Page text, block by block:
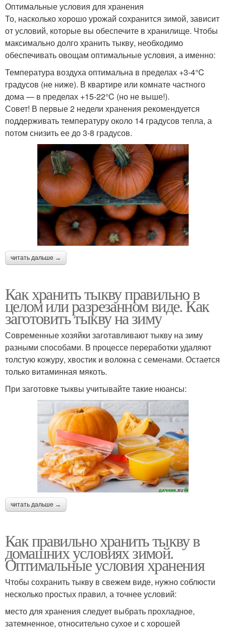
Оптимальные условия для хранения
То, насколько хорошо урожай сохранится зимой, зависит
от условий, которые вы обеспечите в хранилище. Чтобы
максимально долго хранить тыкву, необходимо
обеспечивать овощам оптимальные условия, а именно:
Температура воздуха оптимальна в пределах +3-4°C
градусов (не ниже). В квартире или комнате частного
дома — в пределах +15-22°C (но не выше!).
Совет! В первые 2 недели хранения рекомендуется
поддерживать температуру около 14 градусов тепла, а
потом снизить ее до 3-8 градусов.
читать дальше →
Как хранить тыкву правильно в
целом или разрезанном виде. Как
заготовить тыкву на зиму
Современные хозяйки заготавливают тыкву на зиму
разными способами. В процессе переработки удаляют
толстую кожуру, хвостик и волокна с семенами. Остается
только витаминная мякоть.
При заготовке тыквы учитывайте такие нюансы:
читать дальше →
Как правильно хранить тыкву в
домашних условиях зимой.
Оптимальные условия хранения
Чтобы сохранить тыкву в свежем виде, нужно соблюсти
несколько простых правил, а точнее условий:
место для хранения следует выбрать прохладное,
затемненное, относительно сухое и с хорошей